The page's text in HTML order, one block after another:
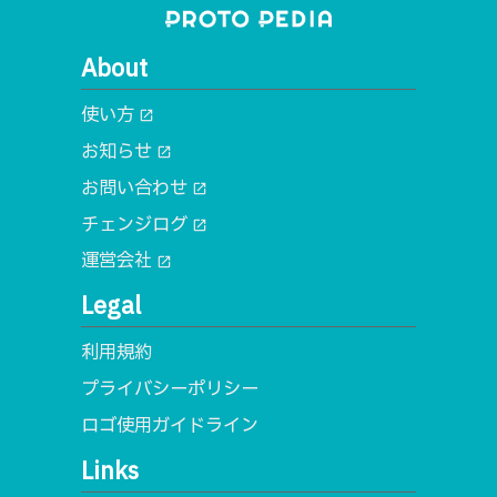
About
使い方 open_in_new
お知らせ open_in_new
お問い合わせ open_in_new
チェンジログ open_in_new
運営会社 open_in_new
Legal
利用規約
プライバシーポリシー
ロゴ使用ガイドライン
Links